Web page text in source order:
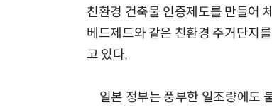
친환경 건축물 인증제도를 만들어
베드제드와 같은 친환경 주거단지
고 있다.
일본 정부는 풍부한 일조량에도